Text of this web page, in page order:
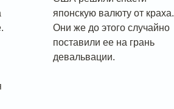
японскую валюту от краха.
Они же до этого случайно
поставили ее на грань
девальвации.